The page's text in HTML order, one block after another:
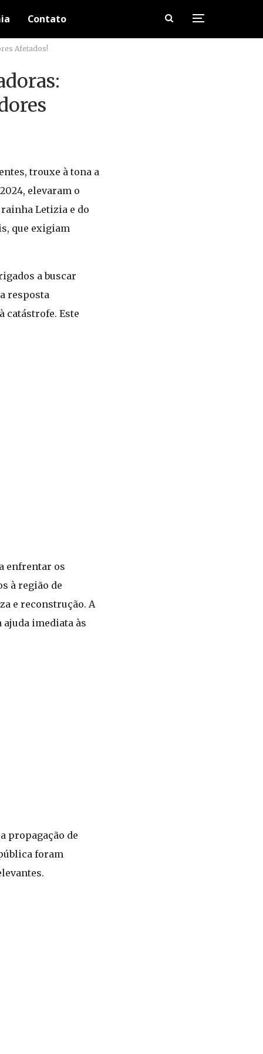
Contato
Afetados!
trouxe à tona a
elevaram o
Letizia e do
que exigiam
a buscar
resposta
catástrofe. Este
enfrentar os
à região de
e reconstrução. A
imediata às
propagação de
foram